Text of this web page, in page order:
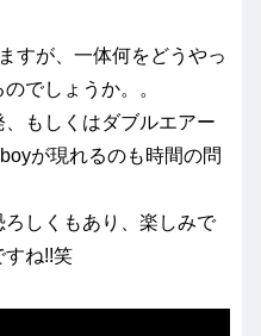
すが、一体何をどうやっ
でしょうか。。
もしくはダブルエアー
が現れるのも時間の問
しくもあり、楽しみで
すね!!笑